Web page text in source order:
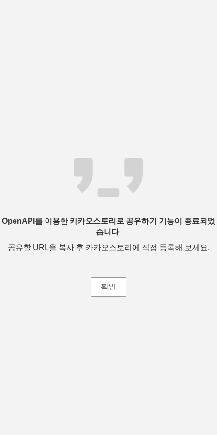
OpenAPI를 이용한 카카오스토리로 공유하기 기능이 종료되었
습니다.
공유할 URL을 복사 후 카카오스토리에 직접 등록해 보세요.
확인